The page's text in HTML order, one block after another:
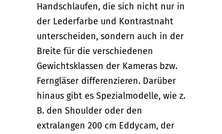
Handschlaufen, die sich nicht nur in
der Lederfarbe und Kontrastnaht
unterscheiden, sondern auch in der
Breite für die verschiedenen
Gewichtsklassen der Kameras bzw.
Ferngläser differenzieren. Darüber
hinaus gibt es Spezialmodelle, wie z.
B. den Shoulder oder den
extralangen 200 cm Eddycam, der